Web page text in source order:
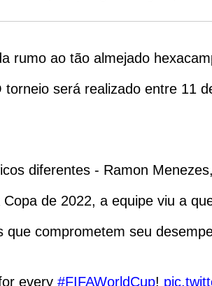
rumo ao tão almejado
será realizado entre 11
diferentes - Ramon
de 2022, a equipe viu a
comprometem seu
every #FIFAWorldCup!